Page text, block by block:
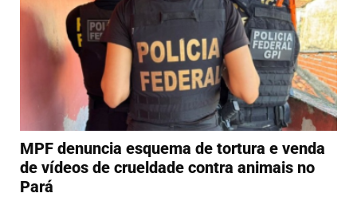
MPF denuncia esquema de tortura e venda
de vídeos de crueldade contra animais no
Pará